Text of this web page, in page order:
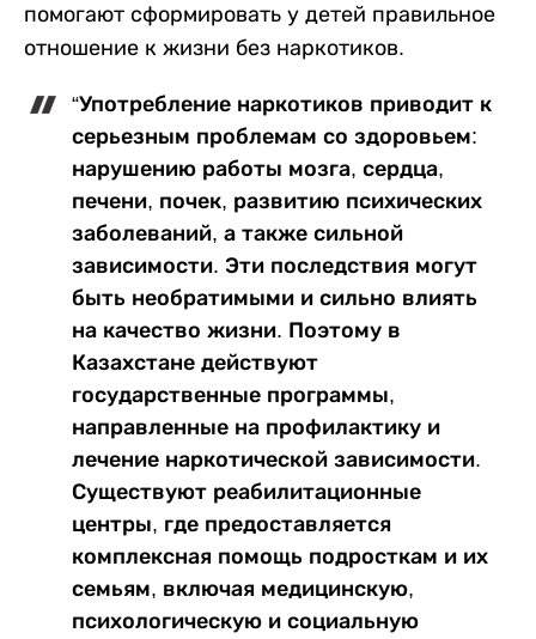
помогают сформировать у детей правильное
отношение к жизни без наркотиков.
“Употребление наркотиков приводит к
серьезным проблемам со здоровьем:
нарушению работы мозга, сердца,
печени, почек, развитию психических
заболеваний, а также сильной
зависимости. Эти последствия могут
быть необратимыми и сильно влиять
на качество жизни. Поэтому в
Казахстане действуют
государственные программы,
направленные на профилактику и
лечение наркотической зависимости.
Существуют реабилитационные
центры, где предоставляется
комплексная помощь подросткам и их
семьям, включая медицинскую,
психологическую и социальную